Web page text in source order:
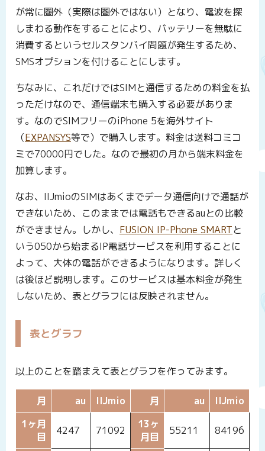
が常に圏外（実際は圏外ではない）となり、電波を探
しまわる動作をすることにより、バッテリーを無駄に
消費するというセルスタンバイ問題が発生するため、
SMSオプションを付けることにします。
ちなみに、これだけではSIMと通信するための料金を払
っただけなので、通信端末も購入する必要がありま
す。なのでSIMフリーのiPhone 5を海外サイト
（EXPANSYS等で）で購入します。料金は送料コミコ
ミで70000円でした。なので最初の月から端末料金を
加算します。
なお、IIJmioのSIMはあくまでデータ通信向けで通話が
できないため、このままでは電話もできるauとの比較
ができません。しかし、 FUSION IP-Phone SMARTと
いう050から始まるIP電話サービスを利用することに
よって、大体の電話ができるようになります。詳しく
は後ほど説明します。このサービスは基本料金が発生
しないため、表とグラフには反映されません。
表とグラフ
以上のことを踏まえて表とグラフを作ってみます。
月 au IIJmio 月 au
IIJmio
1ヶ月
目
4247 71092
13ヶ
月目
55211 84196